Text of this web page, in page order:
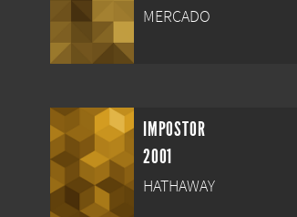
MERCADO
IMPOSTOR
2001
HATHAWAY